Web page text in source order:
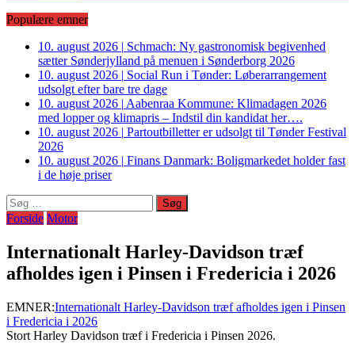
Populære emner
10. august 2026 | Schmach: Ny gastronomisk begivenhed
sætter Sønderjylland på menuen i Sønderborg 2026
10. august 2026 | Social Run i Tønder: Løberarrangement
udsolgt efter bare tre dage
10. august 2026 | Aabenraa Kommune: Klimadagen 2026
med lopper og klimapris – Indstil din kandidat her….
10. august 2026 | Partoutbilletter er udsolgt til Tønder Festival
2026
10. august 2026 | Finans Danmark: Boligmarkedet holder fast
i de høje priser
Søg
efter:
Forside Motor
Internationalt Harley-Davidson træf
afholdes igen i Pinsen i Fredericia i 2026
EMNER:Internationalt Harley-Davidson træf afholdes igen i Pinsen
i Fredericia i 2026
Stort Harley Davidson træf i Fredericia i Pinsen 2026.